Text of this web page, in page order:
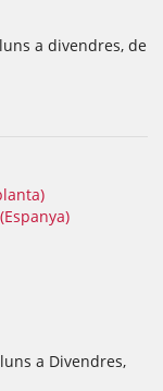
a divendres, de
a Divendres,